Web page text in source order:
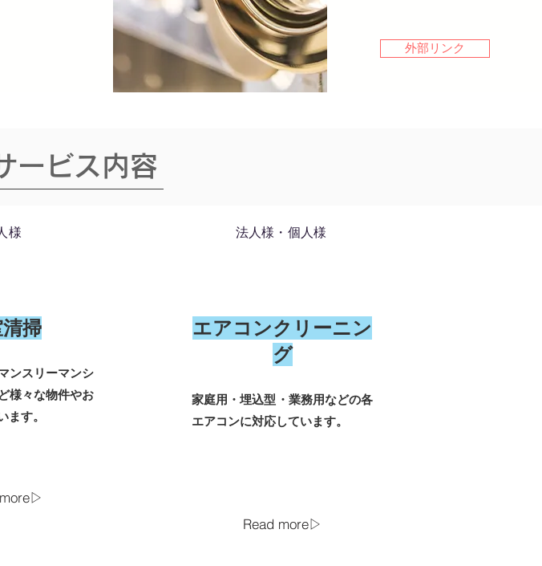
外部リンク
ービス内容
様
掃
ンスリーマンシ
様々な物件やお
ます。
​法人様・個人様
​エアコンクリーニン
グ
家庭用・埋込型・業務用などの各
エアコンに対応しています。
Read more▷